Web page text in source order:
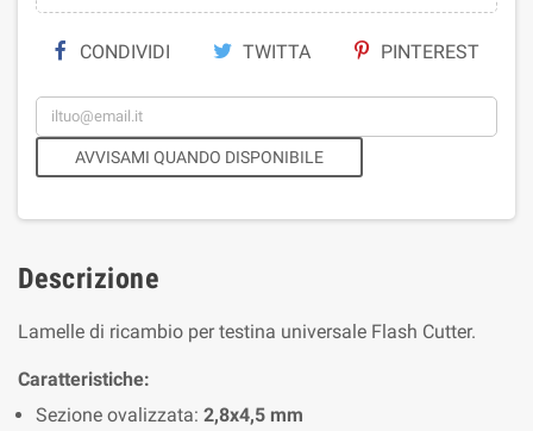
CONDIVIDI TWITTA PINTEREST
AVVISAMI QUANDO DISPONIBILE
Descrizione
Lamelle di ricambio per testina universale Flash Cutter.
Caratteristiche:
Sezione ovalizzata: 2,8x4,5 mm